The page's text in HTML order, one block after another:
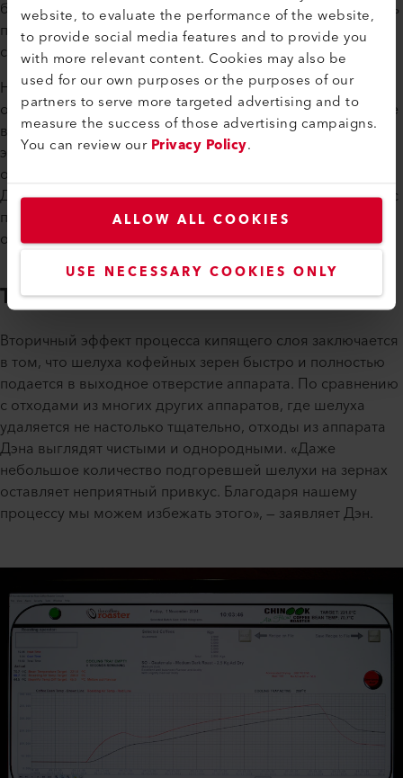
website, to evaluate the performance of the website,
to provide social media features and to provide you
with more relevant content. Cookies may also be
used for our own purposes or the purposes of our
partners to serve more targeted advertising and to
measure the success of those advertising campaigns.
You can review ourPrivacy Policy.
ALLOW ALL COOKIES
USE NECESSARY COOKIES ONLY
бобов», — поясняет Дэн. Это позволяет ему адаптировать
процесс обжарки к сортам зерен со всего мира и к
соответствующему процессу приготовления.
Например, фильтрованный кофе требует более мягкой
обжарки, чтобы сохранить фруктовые ароматы, которые
выделяются при добавлении горячей воды. Любители
эспрессо, напротив, предпочитают более интенсивную
обжарку, при которой сахар в зернах карамелизуется.
Дэн управляет всем этим в режиме реального времени с
помощью терминала, расположенного рядом с
обжарочным аппаратом.
Точная настройка параметров
Вторичный эффект процесса кипящего слоя заключается
в том, что шелуха кофейных зерен быстро и полностью
подается в выходное отверстие аппарата. По сравнению
с отходами из многих других аппаратов, где шелуха
удаляется не настолько тщательно, отходы из аппарата
Дэна выглядят чистыми и однородными. «Даже
небольшое количество подгоревшей шелухи на зернах
оставляет неприятный привкус. Благодаря нашему
процессу мы можем избежать этого», — заявляет Дэн.